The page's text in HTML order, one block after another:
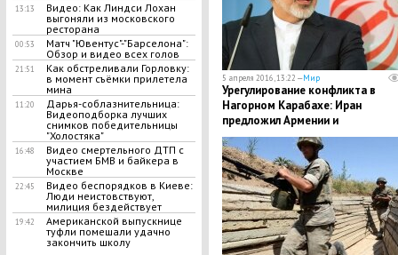
13:13
Видео: Как Линдси Лохан
выгоняли из московского
ресторана
00:53
Матч "Ювентус"-"Барселона":
Обзор и видео всех голов
21:51
Как обстреливали Горловку:
в момент съёмки прилетела
мина
11:20
Дарья-соблазнительница:
Видеоподборка лучших
снимков победительницы
"Холостяка"
16:48
Видео смертельного ДТП с
участием БМВ и байкера в
Москве
22:45
Видео беспорядков в Киеве:
Люди неистовствуют,
милиция бездействует
19:42
Американской выпускнице
туфли помешали удачно
закончить школу
5 апреля 2016, 13:22 —Мир
Урегулирование конфликта в
Нагорном Карабахе: Иран
предложил Армении и
Азербайджану услуги